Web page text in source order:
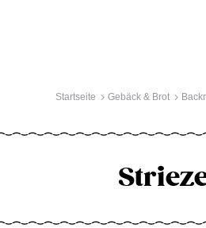
Startseite Gebäck & Brot